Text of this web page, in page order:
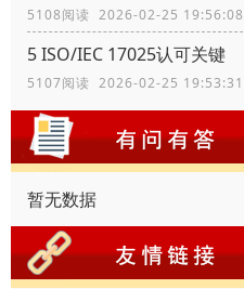
5108阅读 2026-02-25 19:56:08
5 ISO/IEC 17025认可关键
5107阅读 2026-02-25 19:53:31
暂无数据